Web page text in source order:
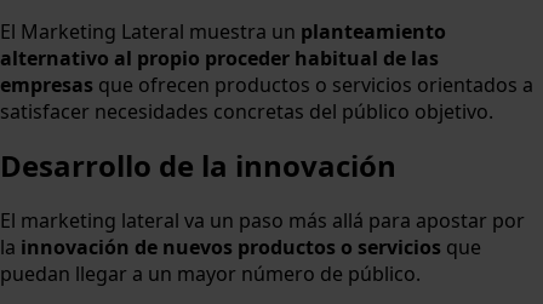
El Marketing Lateral muestra un planteamiento
alternativo al propio proceder habitual de las
empresas que ofrecen productos o servicios orientados a
satisfacer necesidades concretas del público objetivo.
Desarrollo de la innovación
El marketing lateral va un paso más allá para apostar por
la innovación de nuevos productos o servicios que
puedan llegar a un mayor número de público.